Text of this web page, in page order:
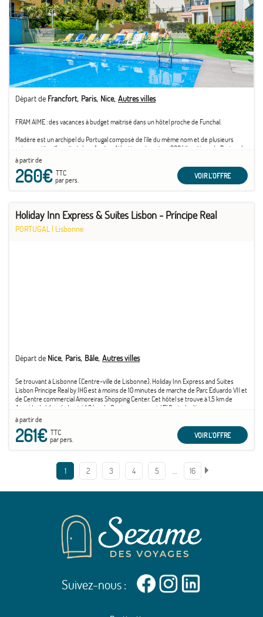
Départ de Francfort Paris Nice Autres villes
FRAM AIME : des vacances à budget maitrisé dans un hôtel proche de Funchal.
Madère est un archipel du Portugal composé de l'île du même nom et de plusieurs
autres petites îles, situé dans l'océan Atlantique, à environ 900 kilomètres du Portugal
continental et à environ 600 kilomètres de la côte du Maroc. Son climat subtropical et
ses ...
à partir de
260€TTC
par pers.
VOIR L'OFFRE
Holiday Inn Express & Suites Lisbon - Príncipe Real
PORTUGAL | Lisbonne
Départ de Nice Paris Bâle Autres villes
Se trouvant à Lisbonne (Centre-ville de Lisbonne), Holiday Inn Express and Suites
Lisbon Principe Real by IHG est à moins de 10 minutes de marche de Parc Eduardo VII et
de Centre commercial Amoreiras Shopping Center. Cet hôtel se trouve à 1,5 km de
Avenida da Liberdade et à 1,9 km de Centre commercial El Corte Inglés.
à partir de
261€TTC
par pers.
VOIR L'OFFRE
1 2 3 4 5 … 16
Suivez-nous :